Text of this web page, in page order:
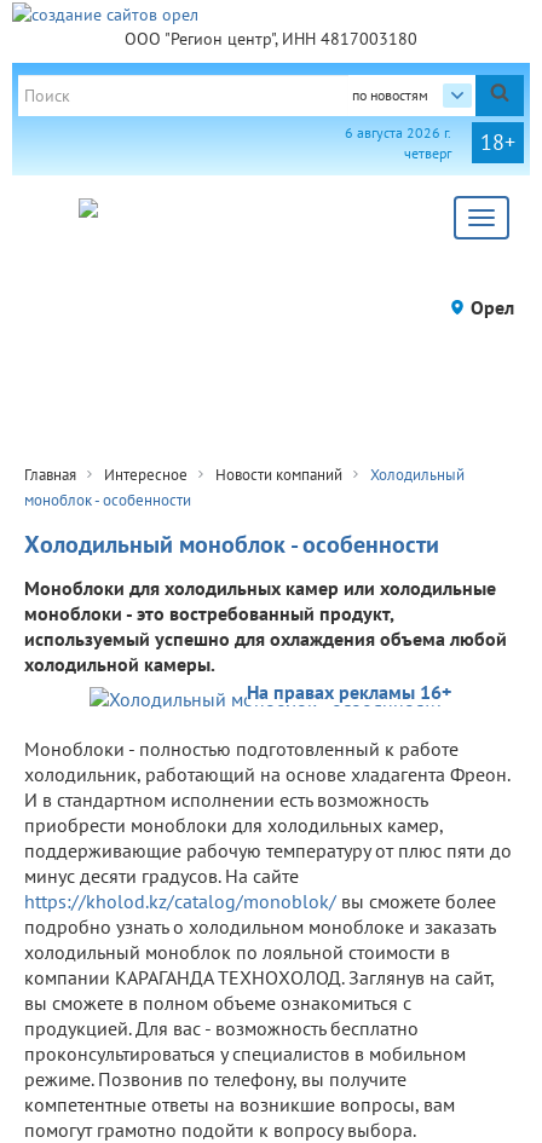
ООО "Регион центр", ИНН 4817003180
по новостям
18+
6 августа 2026 г.
четверг
Toggle
Орел
Главная Интересное Новости компаний
Холодильный
моноблок - особенности
Холодильный моноблок - особенности
Моноблоки для холодильных камер или холодильные
моноблоки - это востребованный продукт,
используемый успешно для охлаждения объема любой
холодильной камеры.
На правах рекламы 16+
Моноблоки - полностью подготовленный к работе
холодильник, работающий на основе хладагента Фреон.
И в стандартном исполнении есть возможность
приобрести моноблоки для холодильных камер,
поддерживающие рабочую температуру от плюс пяти до
минус десяти градусов. На сайте
https://kholod.kz/catalog/monoblok/ вы сможете более
подробно узнать о холодильном моноблоке и заказать
холодильный моноблок по лояльной стоимости в
компании КАРАГАНДА ТЕХНОХОЛОД. Заглянув на сайт,
вы сможете в полном объеме ознакомиться с
продукцией. Для вас - возможность бесплатно
проконсультироваться у специалистов в мобильном
режиме. Позвонив по телефону, вы получите
компетентные ответы на возникшие вопросы, вам
помогут грамотно подойти к вопросу выбора.